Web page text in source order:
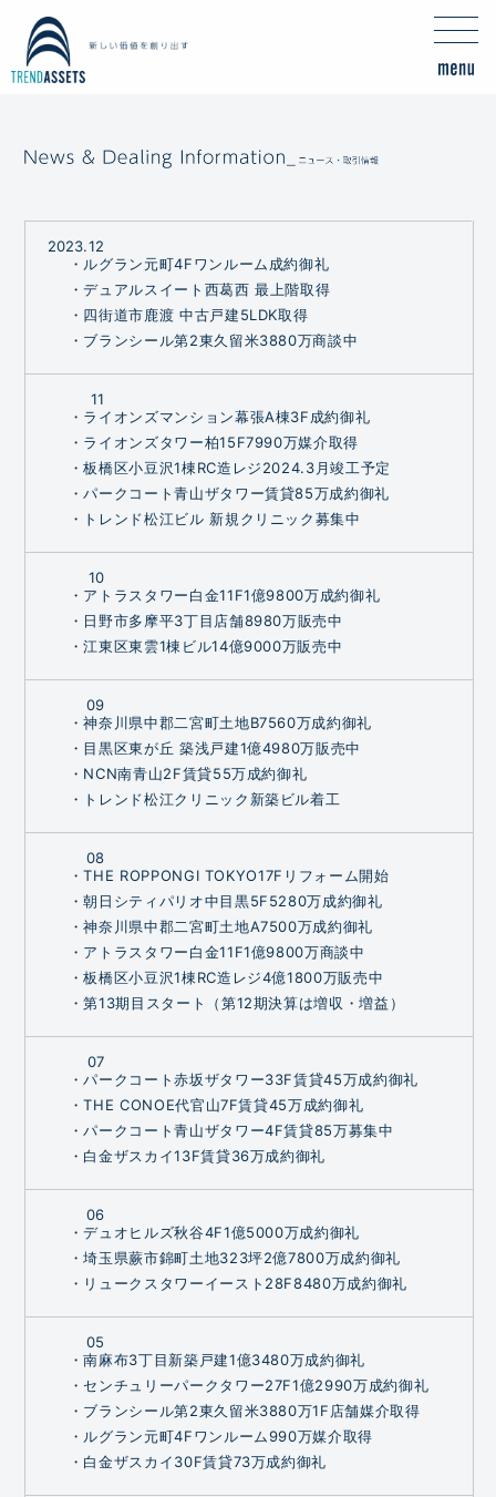
2023.12
・ルグラン元町4Fワンルーム成約御礼
・デュアルスイート西葛西 最上階取得
・四街道市鹿渡 中古戸建5LDK取得
・ブランシール第2東久留米3880万商談中
11
・ライオンズマンション幕張A棟3F成約御礼
・ライオンズタワー柏15F7990万媒介取得
・板橋区小豆沢1棟RC造レジ2024.3月竣工予定
・パークコート青山ザタワー賃貸85万成約御礼
・トレンド松江ビル 新規クリニック募集中
10
・アトラスタワー白金11F1億9800万成約御礼
・日野市多摩平3丁目店舗8980万販売中
・江東区東雲1棟ビル14億9000万販売中
09
・神奈川県中郡二宮町土地B7560万成約御礼
・目黒区東が丘 築浅戸建1億4980万販売中
・NCN南青山2F賃貸55万成約御礼
・トレンド松江クリニック新築ビル着工
08
・THE ROPPONGI TOKYO17Fリフォーム開始
・朝日シティパリオ中目黒5F5280万成約御礼
・神奈川県中郡二宮町土地A7500万成約御礼
・アトラスタワー白金11F1億9800万商談中
・板橋区小豆沢1棟RC造レジ4億1800万販売中
・第13期目スタート（第12期決算は増収・増益）
07
・パークコート赤坂ザタワー33F賃貸45万成約御礼
・THE CONOE代官山7F賃貸45万成約御礼
・パークコート青山ザタワー4F賃貸85万募集中
・白金ザスカイ13F賃貸36万成約御礼
06
・デュオヒルズ秋谷4F1億5000万成約御礼
・埼玉県蕨市錦町土地323坪2億7800万成約御礼
・リュークスタワーイースト28F8480万成約御礼
05
・南麻布3丁目新築戸建1億3480万成約御礼
・センチュリーパークタワー27F1億2990万成約御礼
・ブランシール第2東久留米3880万1F店舗媒介取得
・ルグラン元町4Fワンルーム990万媒介取得
・白金ザスカイ30F賃貸73万成約御礼